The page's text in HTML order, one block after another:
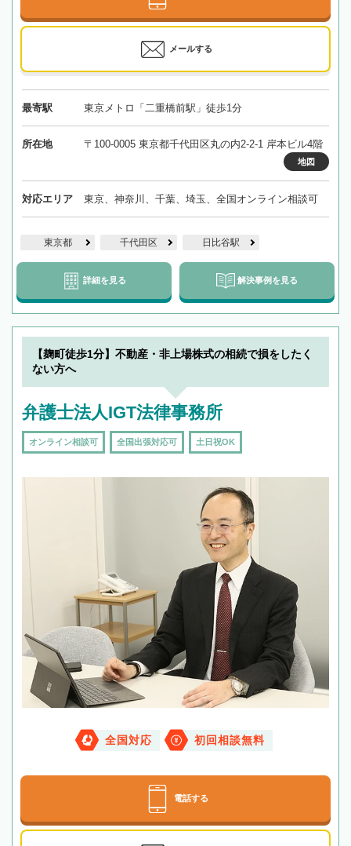
メールする
最寄駅 東京メトロ「二重橋前駅」徒歩1分
所在地 〒100-0005 東京都千代田区丸の内2-2-1 岸本ビル4階
地図
対応エリア 東京、神奈川、千葉、埼玉、全国オンライン相談可
東京都 千代田区 日比谷駅
詳細を見る 解決事例を見る
【麹町徒歩1分】不動産・非上場株式の相続で損をしたく
ない方へ
弁護士法人IGT法律事務所
オンライン相談可 全国出張対応可 土日祝OK
全国対応 初回相談無料
電話する